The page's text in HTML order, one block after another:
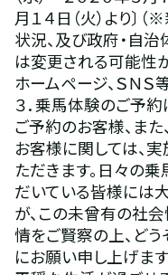
月１４日（火）より〕
状況、及び政府・自
は変更される可能性
ホームページ、ＳＮＳ
３．乗馬体験のご予
ご予約のお客様、ま
お客様に関しては、
ただきます。日々の
だいている皆様には
が、この未曾有の社
情をご賢察の上、ど
にお願い申し上げま